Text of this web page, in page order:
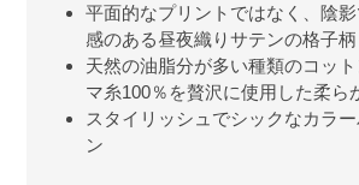
平面的なプリントではなく、陰
感のある昼夜織りサテンの格子柄
天然の油脂分が多い種類のコッ
マ糸100％を贅沢に使用した柔ら
スタイリッシュでシックなカラ
ン